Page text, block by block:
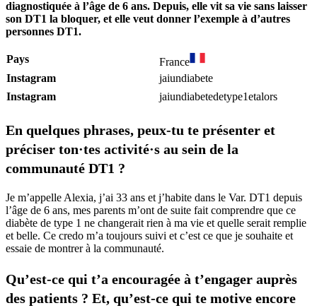
diagnostiquée à l’âge de 6 ans. Depuis, elle vit sa vie sans laisser
son DT1 la bloquer, et elle veut donner l’exemple à d’autres
personnes DT1.
Pays
France
Instagram
jaiundiabete
Instagram
jaiundiabetedetype1etalors
En quelques phrases, peux-tu te présenter et
préciser ton·tes activité·s au sein de la
communauté DT1 ?
Je m’appelle Alexia, j’ai 33 ans et j’habite dans le Var. DT1 depuis
l’âge de 6 ans, mes parents m’ont de suite fait comprendre que ce
diabète de type 1 ne changerait rien à ma vie et quelle serait remplie
et belle. Ce credo m’a toujours suivi et c’est ce que je souhaite et
essaie de montrer à la communauté.
Qu’est-ce qui t’a encouragée à t’engager auprès
des patients ? Et, qu’est-ce qui te motive encore